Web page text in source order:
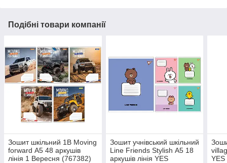
Подібні товари компанії
Зошит шкільний 1В Moving
forward А5 48 аркушів
лінія 1 Вересня (767382)
Зошит учнівський шкільний
Line Friends Stylish А5 18
аркушів лінія YES